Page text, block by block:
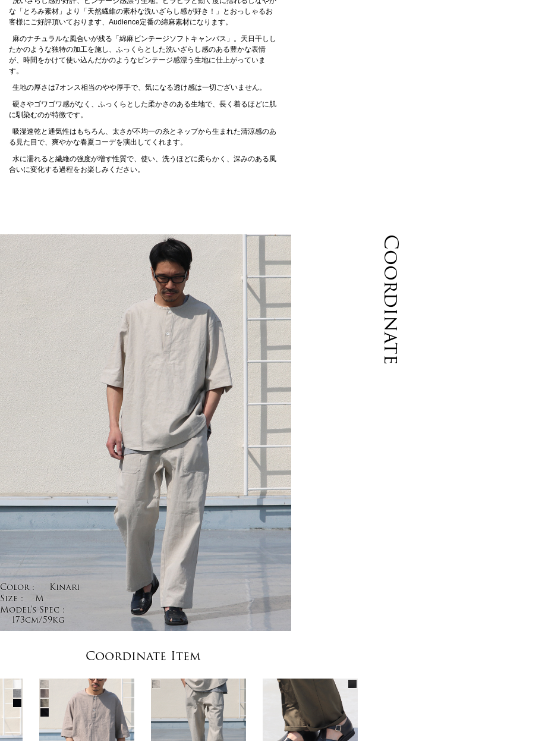
な「とろみ素材」より「天然繊維の素朴な洗いざらし感が好き！」とおっしゃるお
客様にご好評頂いております、Audience定番の綿麻素材になります。
麻のナチュラルな風合いが残る「綿麻ビンテージソフトキャンバス」。天日干しし
たかのような独特の加工を施し、ふっくらとした洗いざらし感のある豊かな表情
が、時間をかけて使い込んだかのようなビンテージ感漂う生地に仕上がっていま
す。
生地の厚さは7オンス相当のやや厚手で、気になる透け感は一切ございません。
硬さやゴワゴワ感がなく、ふっくらとした柔かさのある生地で、長く着るほどに肌
に馴染むのが特徴です。
吸湿速乾と通気性はもちろん、太さが不均一の糸とネップから生まれた清涼感のあ
る見た目で、爽やかな春夏コーデを演出してくれます。
水に濡れると繊維の強度が増す性質で、使い、洗うほどに柔らかく、深みのある風
合いに変化する過程をお楽しみください。
Coordinate
Color :
Kinari
Size :
M
Model's Spec :
173cm/59kg
Coordinate Item